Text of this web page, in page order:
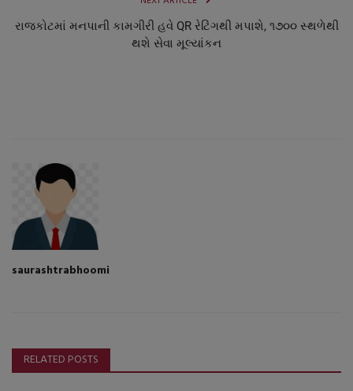
રાજકોટમાં મનપાની કામગીરી હવે QR રેટિંગથી મપાશે, ૧૭૦૦ સ્થળેથી
થશે સેવા મૂલ્યાંકન
saurashtrabhoomi
RELATED POSTS